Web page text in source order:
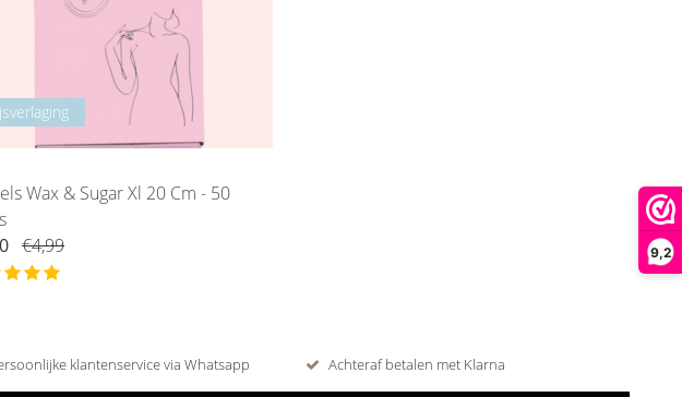
9,2
20 Cm - 50
€4,99
klantenservice via Whatsapp Achteraf betalen met Klarna